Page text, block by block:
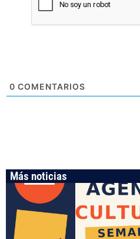
0 COMENTARIOS
Más noticias